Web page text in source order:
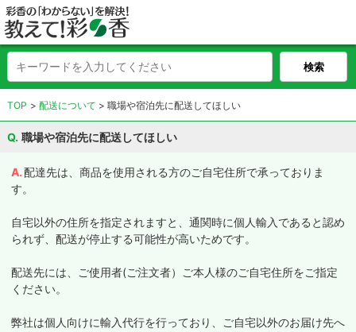
TOP 配送について 職場や宿泊先に配送してほしい
職場や宿泊先に配送してほしい
配達先は、商品を使用される方のご自宅住所で承っておりま
す。
自宅以外の住所を指定されますと、通関時に個人輸入であると認め
られず、配送が停止する可能性が高いためです。
配送先には、ご使用者(ご注文者）ご本人様のご自宅住所をご指定
ください。
弊社は個人向けに輸入代行を行っており、ご自宅以外のお届け先へ